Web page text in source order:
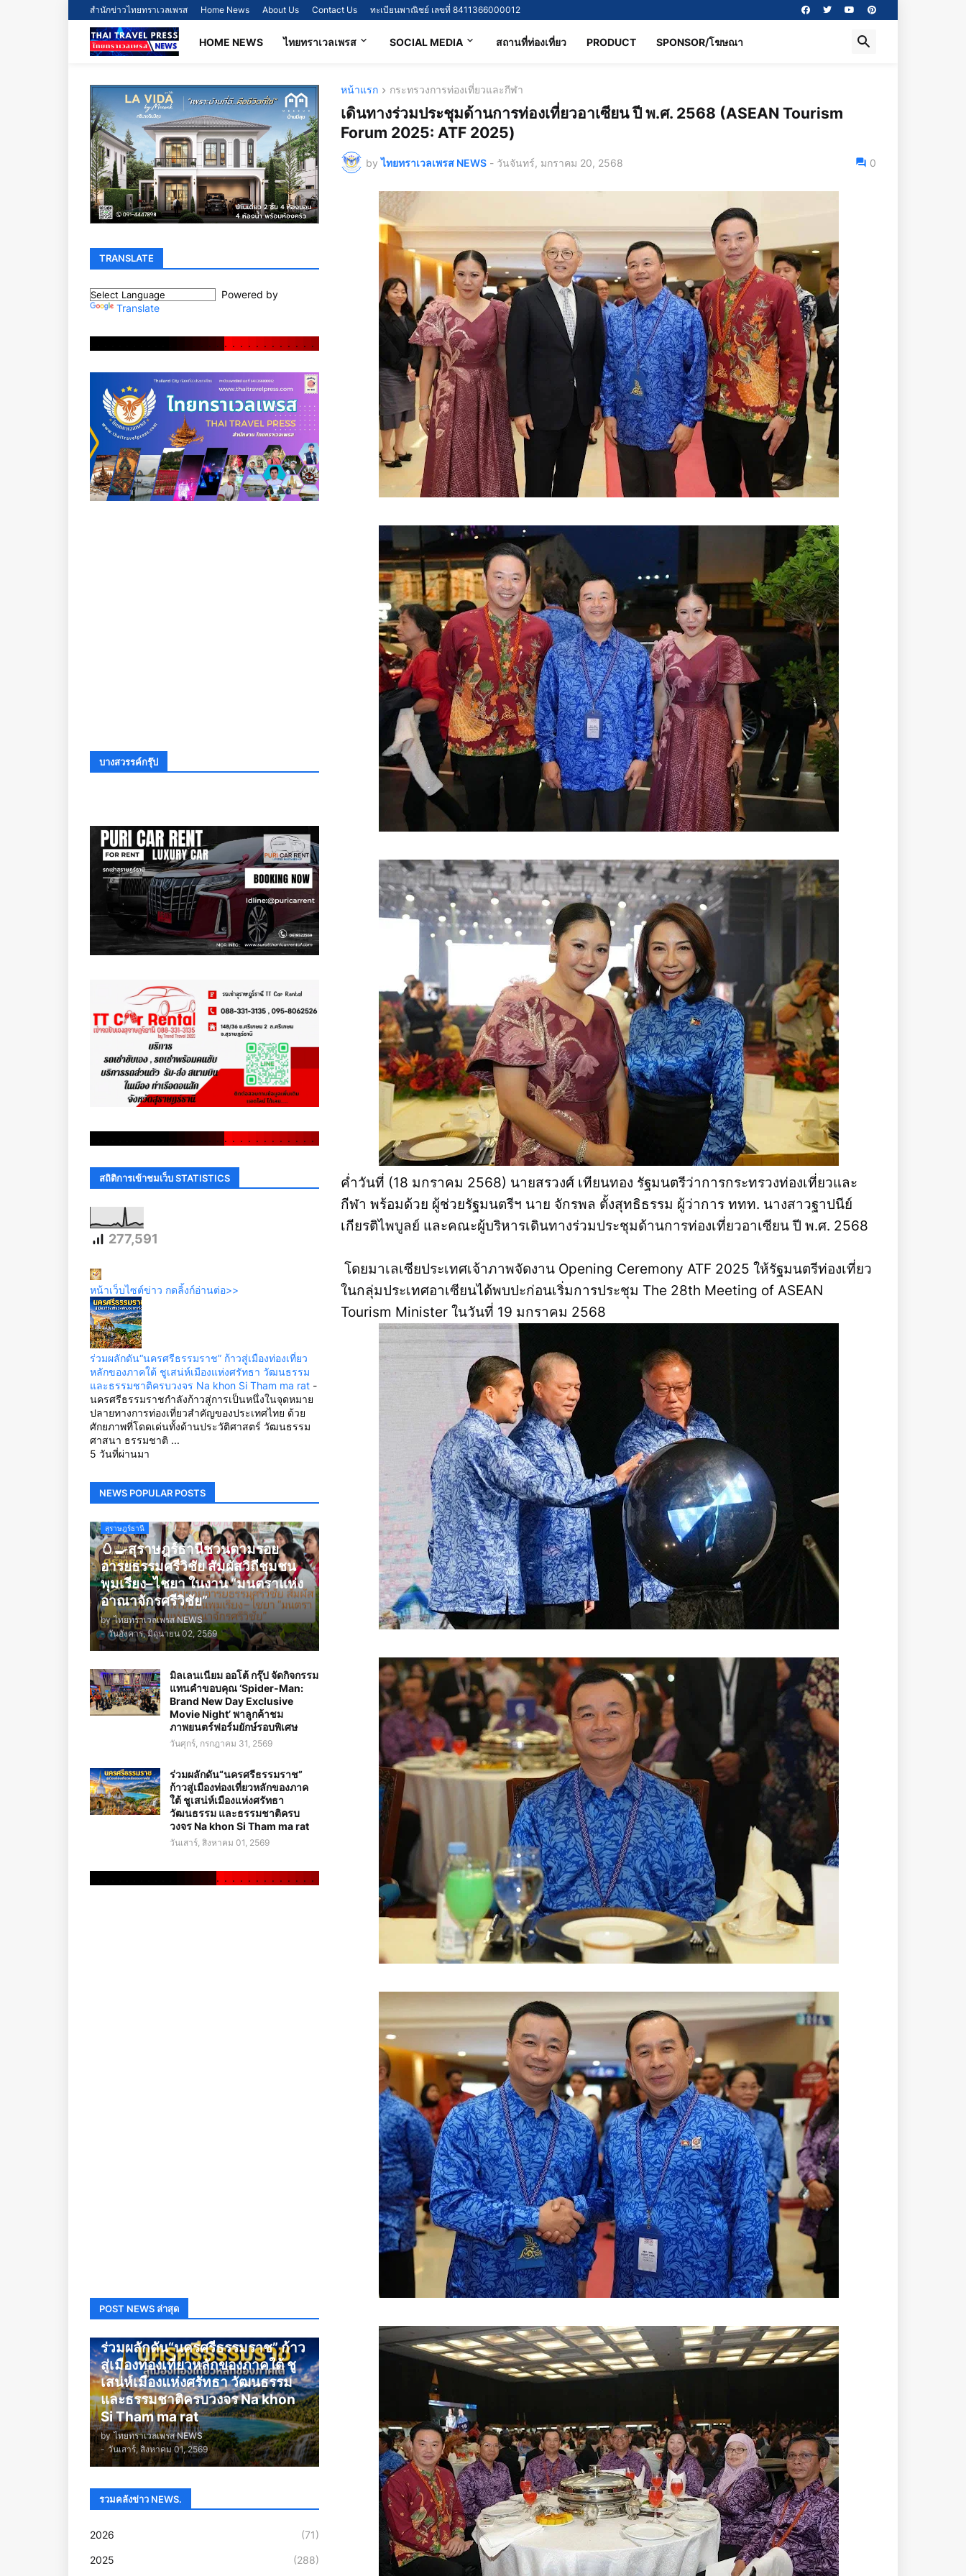
สำนักข่าวไทยทราเวลเพรส Home News About Us Contact Us ทะเบียนพาณิชย์ เลขที่ 8411366000012
HOME NEWS ไทยทราเวลเพรส SOCIAL MEDIA สถานที่ท่องเที่ยว PRODUCT SPONSOR/โฆษณา
หน้าแรก กระทรวงการท่องเที่ยวและกีฬา
เดินทางร่วมประชุมด้านการท่องเที่ยวอาเซียน ปี พ.ศ. 2568 (ASEAN Tourism
Forum 2025: ATF 2025)
by ไทยทราเวลเพรส NEWS - วันจันทร์, มกราคม 20, 2568 0
ค่ำวันที่ (18 มกราคม 2568) นายสรวงศ์ เทียนทอง รัฐมนตรีว่าการกระทรวงท่องเที่ยวและ
กีฬา พร้อมด้วย ผู้ช่วยรัฐมนตรีฯ นาย จักรพล ตั้งสุทธิธรรม ผู้ว่าการ ททท. นางสาวฐาปนีย์
เกียรติไพบูลย์ และคณะผู้บริหารเดินทางร่วมประชุมด้านการท่องเที่ยวอาเซียน ปี พ.ศ. 2568
โดยมาเลเซียประเทศเจ้าภาพจัดงาน Opening Ceremony ATF 2025 ให้รัฐมนตรีท่องเที่ยว
ในกลุ่มประเทศอาเซียนได้พบปะก่อนเริ่มการประชุม The 28th Meeting of ASEAN
Tourism Minister ในวันที่ 19 มกราคม 2568
TRANSLATE
Powered by
Translate
. . . . . . . . . . . . .
บางสวรรค์กรุ๊ป
. . . . . . . . . . . . . . .
สถิติการเข้าชมเว็บ STATISTICS
277,591
หน้าเว็บไซต์ข่าว กดลิ้งก์อ่านต่อ>>
ร่วมผลักดัน“นครศรีธรรมราช” ก้าวสู่เมืองท่องเที่ยว
หลักของภาคใต้ ชูเสน่ห์เมืองแห่งศรัทธา วัฒนธรรม
และธรรมชาติครบวงจร Na khon Si Tham ma rat -
นครศรีธรรมราชกำลังก้าวสู่การเป็นหนึ่งในจุดหมาย
ปลายทางการท่องเที่ยวสำคัญของประเทศไทย ด้วย
ศักยภาพที่โดดเด่นทั้งด้านประวัติศาสตร์ วัฒนธรรม
ศาสนา ธรรมชาติ ...
5 วันที่ผ่านมา
NEWS POPULAR POSTS
สุราษฎร์ธานี
🥚🍳สุราษฎร์ธานีชวนตามรอย
อารยธรรมศรีวิชัย สัมผัสวิถีชุมชน
พุมเรียง–ไชยา ในงาน “มนตราแห่ง
อาณาจักรศรีวิชัย”
by ไทยทราเวลเพรส NEWS
- วันอังคาร, มิถุนายน 02, 2569
มิลเลนเนียม ออโต้ กรุ๊ป จัดกิจกรรม
แทนคำขอบคุณ ‘Spider-Man:
Brand New Day Exclusive
Movie Night’ พาลูกค้าชม
ภาพยนตร์ฟอร์มยักษ์รอบพิเศษ
วันศุกร์, กรกฎาคม 31, 2569
ร่วมผลักดัน“นครศรีธรรมราช”
ก้าวสู่เมืองท่องเที่ยวหลักของภาค
ใต้ ชูเสน่ห์เมืองแห่งศรัทธา
วัฒนธรรม และธรรมชาติครบ
วงจร Na khon Si Tham ma rat
วันเสาร์, สิงหาคม 01, 2569
. . . . . . . . . . . . . .
POST NEWS ล่าสุด
ร่วมผลักดัน“นครศรีธรรมราช” ก้าว
สู่เมืองท่องเที่ยวหลักของภาคใต้ ชู
เสน่ห์เมืองแห่งศรัทธา วัฒนธรรม
และธรรมชาติครบวงจร Na khon
Si Tham ma rat
by ไทยทราเวลเพรส NEWS
- วันเสาร์, สิงหาคม 01, 2569
รวมคลังข่าว NEWS.
2026 (71)
2025 (288)